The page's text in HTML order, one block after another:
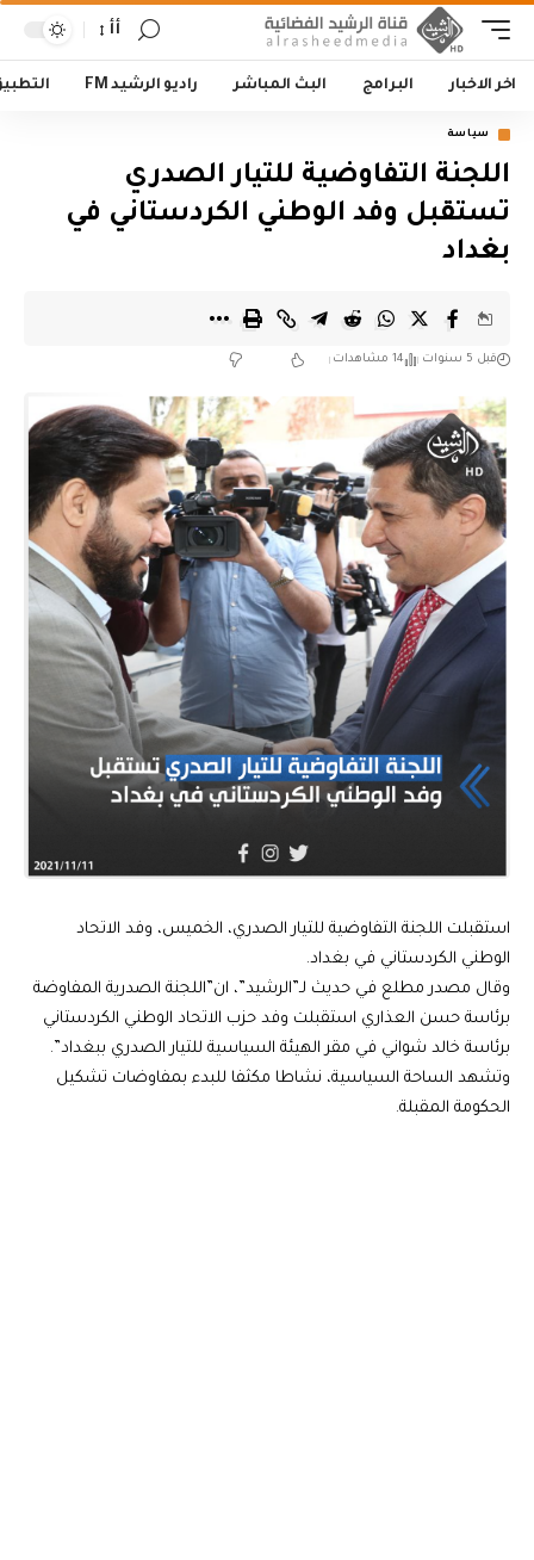
أأ
اخر الاخبار البرامج البث المباشر راديو الرشيد FM
سياسة
اللجنة التفاوضية للتيار الصدري
تستقبل وفد الوطني الكردستاني في
بغداد
قبل 5 سنوات 14 مشاهدات
استقبلت اللجنة التفاوضية للتيار الصدري، الخميس، وفد الاتحاد
الوطني الكردستاني في بغداد.
وقال مصدر مطلع في حديث لـ”الرشيد”، ان”اللجنة الصدرية المفاوضة
برئاسة حسن العذاري استقبلت وفد حزب الاتحاد الوطني الكردستاني
برئاسة خالد شواني في مقر الهيئة السياسية للتيار الصدري ببغداد”.
وتشهد الساحة السياسية، نشاطا مكثفا للبدء بمفاوضات تشكيل
الحكومة المقبلة.